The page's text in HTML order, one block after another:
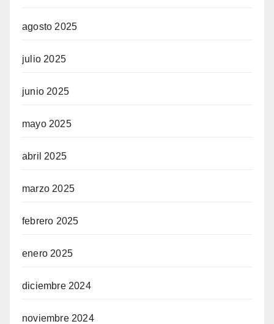
agosto 2025
julio 2025
junio 2025
mayo 2025
abril 2025
marzo 2025
febrero 2025
enero 2025
diciembre 2024
noviembre 2024